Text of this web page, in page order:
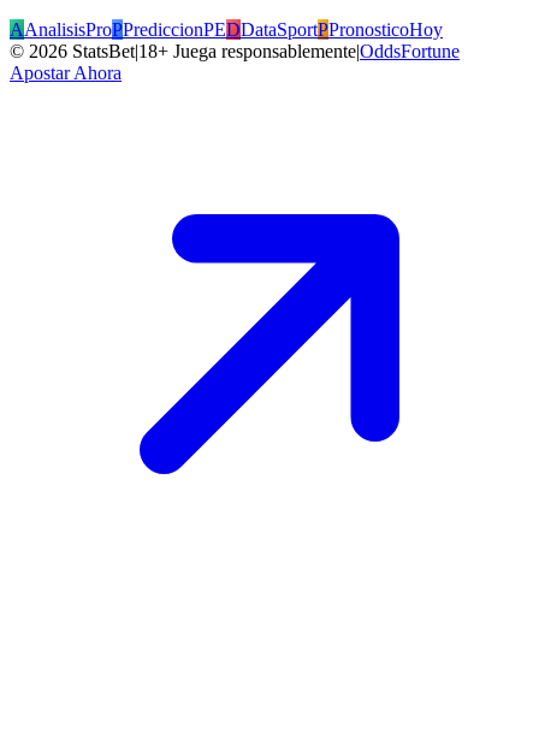
AAnalisisProPPrediccionPEDDataSportPPronosticoHoy
© 2026 StatsBet|18+ Juega responsablemente|OddsFortune
Apostar Ahora